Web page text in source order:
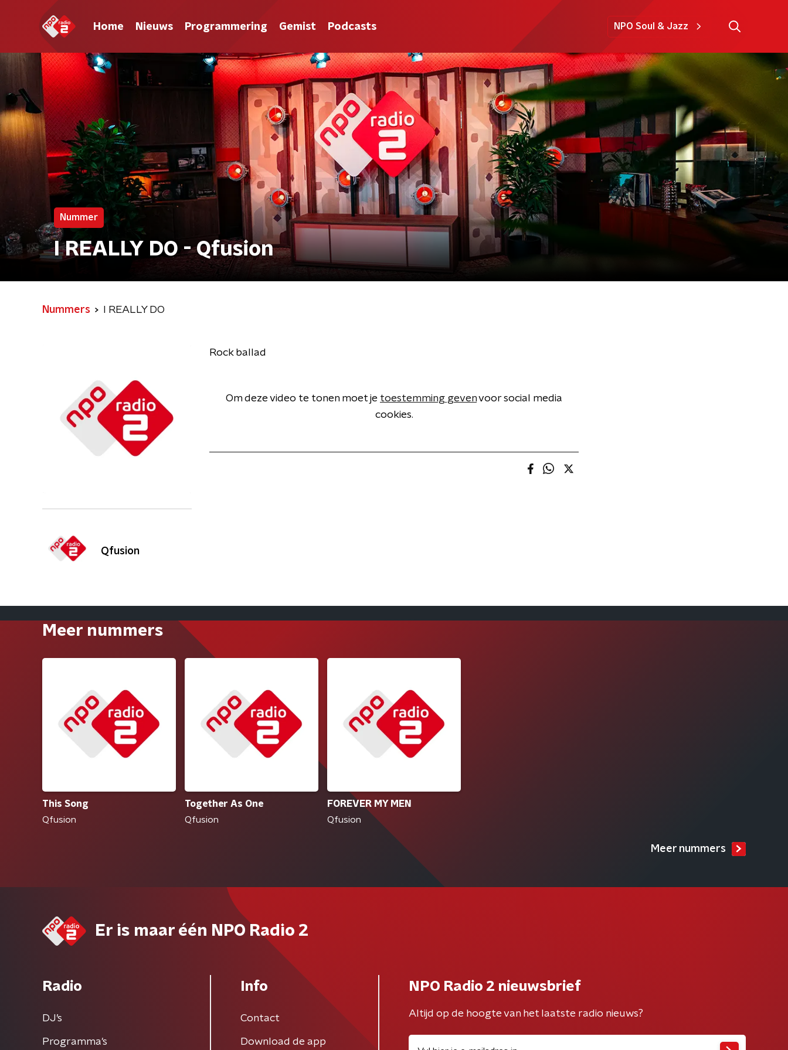
Home Nieuws Programmering Gemist Podcasts NPO Soul & Jazz
Nummer
I REALLY DO - Qfusion
Nummers I REALLY DO
Qfusion
Rock ballad
Om deze video te tonen moet je toestemming gevenvoor social media
cookies.
Meer nummers
This Song
Qfusion
Together As One
Qfusion
FOREVER MY MEN
Qfusion
Meer nummers
Er is maar één NPO Radio 2
Radio
DJ’s
Programma's
Info
Contact
Download de app
NPO Radio 2 nieuwsbrief
Altijd op de hoogte van het laatste radio nieuws?